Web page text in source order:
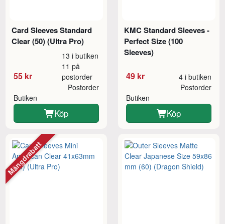
Card Sleeves Standard
Clear (50) (Ultra Pro)
55 kr
13 i butiken
11 på
postorder
Butiken
Postorder
Köp
KMC Standard Sleeves -
Perfect Size (100
Sleeves)
49 kr 4 i butiken
Butiken
Postorder
Köp
Mängdrabatt